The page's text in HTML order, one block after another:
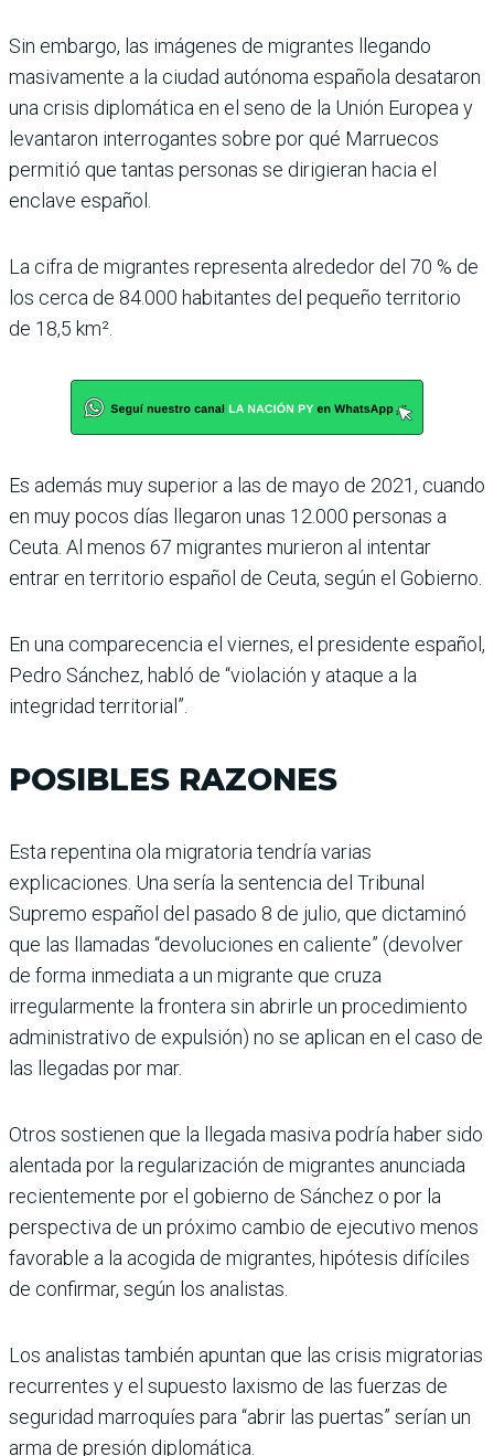
Sin embargo, las imágenes de migrantes llegando
masivamente a la ciudad autónoma española desataron
una crisis diplomática en el seno de la Unión Europea y
levantaron interrogantes sobre por qué Marruecos
permitió que tantas personas se dirigieran hacia el
enclave español.
La cifra de migrantes representa alrededor del 70 % de
los cerca de 84.000 habitantes del pequeño territorio
de 18,5 km².
Es además muy superior a las de mayo de 2021, cuando
en muy pocos días llegaron unas 12.000 personas a
Ceuta. Al menos 67 migrantes murieron al intentar
entrar en territorio español de Ceuta, según el Gobierno.
En una comparecencia el viernes, el presidente español,
Pedro Sánchez, habló de “violación y ataque a la
integridad territorial”.
POSIBLES RAZONES
Esta repentina ola migratoria tendría varias
explicaciones. Una sería la sentencia del Tribunal
Supremo español del pasado 8 de julio, que dictaminó
que las llamadas “devoluciones en caliente” (devolver
de forma inmediata a un migrante que cruza
irregularmente la frontera sin abrirle un procedimiento
administrativo de expulsión) no se aplican en el caso de
las llegadas por mar.
Otros sostienen que la llegada masiva podría haber sido
alentada por la regularización de migrantes anunciada
recientemente por el gobierno de Sánchez o por la
perspectiva de un próximo cambio de ejecutivo menos
favorable a la acogida de migrantes, hipótesis difíciles
de confirmar, según los analistas.
Los analistas también apuntan que las crisis migratorias
recurrentes y el supuesto laxismo de las fuerzas de
seguridad marroquíes para “abrir las puertas” serían un
arma de presión diplomática.